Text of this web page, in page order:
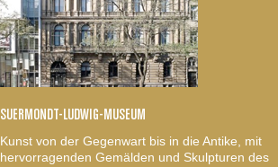
SUERMONDT-LUDWIG-MUSEUM
Kunst von der Gegenwart bis in die Antike, mit
hervorragenden Gemälden und Skulpturen des